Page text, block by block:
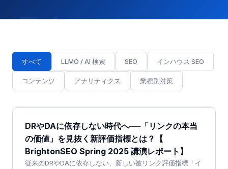
すべて LLMO / AI 検索 SEO インハウス SEO
コンテンツ アナリティクス 業種別対策
DRやDAに依存しない時代へ──「リンクの本当
の価値」を見抜く新評価指標とは？【
BrightonSEO Spring 2025 講演レポート】
従来のDRやDAに依存しない、新しい被リンク評価指標「イ